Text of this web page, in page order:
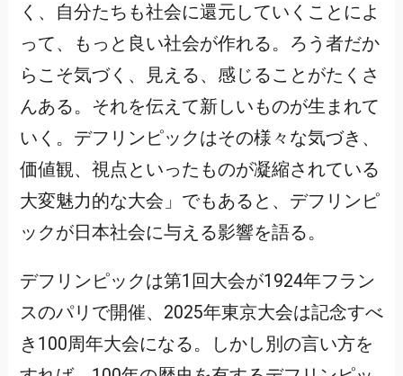
く、自分たちも社会に還元していくことによ
って、もっと良い社会が作れる。ろう者だか
らこそ気づく、見える、感じることがたくさ
んある。それを伝えて新しいものが生まれて
いく。デフリンピックはその様々な気づき、
価値観、視点といったものが凝縮されている
大変魅力的な大会」でもあると、デフリンピ
ックが日本社会に与える影響を語る。
デフリンピックは第1回大会が1924年フラン
スのパリで開催、2025年東京大会は記念すべ
き100周年大会になる。しかし別の言い方を